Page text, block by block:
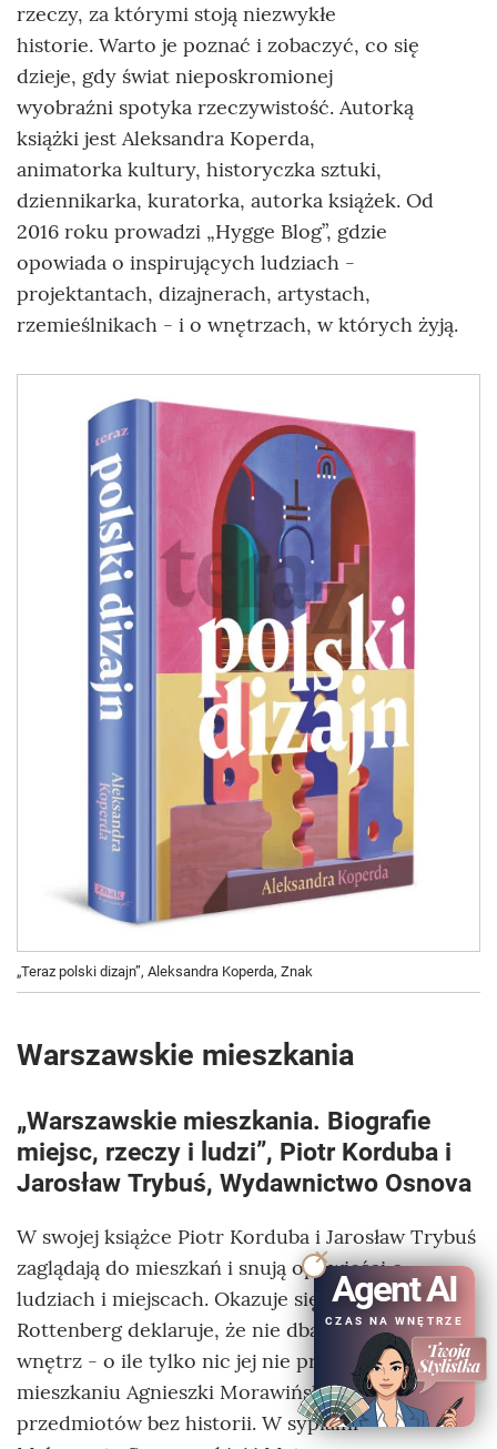
rzeczy, za którymi stoją niezwykłe
historie. Warto je poznać i zobaczyć, co się
dzieje, gdy świat nieposkromionej
wyobraźni spotyka rzeczywistość. Autorką
książki jest Aleksandra Koperda,
animatorka kultury, historyczka sztuki,
dziennikarka, kuratorka, autorka książek. Od
2016 roku prowadzi „Hygge Blog”, gdzie
opowiada o inspirujących ludziach -
projektantach, dizajnerach, artystach,
rzemieślnikach - i o wnętrzach, w których żyją.
„Teraz polski dizajn”, Aleksandra Koperda, Znak
Warszawskie mieszkania
„Warszawskie mieszkania. Biografie
miejsc, rzeczy i ludzi”, Piotr Korduba i
Jarosław Trybuś, Wydawnictwo Osnova
W swojej książce Piotr Korduba i Jarosław Trybuś
zaglądają do mieszkań i snują opowieści o
ludziach i miejscach. Okazuje się, że Anda
Rottenberg deklaruje, że nie dba o wystrój
wnętrz - o ile tylko nic jej nie przeszkadza. W
mieszkaniu Agnieszki Morawińskiej nie ma
przedmiotów bez historii. W sypialni
Agent AI
CZAS NA WNĘTRZE